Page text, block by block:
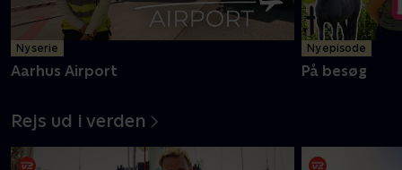
Ny serie
Aarhus Airport
Ny episode
På besøg
Rejs ud i verden